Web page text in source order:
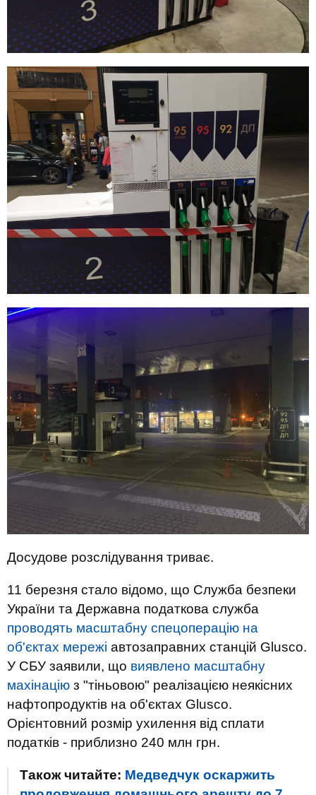
Досудове розслідування триває.
11 березня стало відомо, що Служба безпеки
України та Державна податкова служба
проводять масштабну спецоперацію на
об'єктах мережі автозаправних станцій Glusco.
У СБУ заявили, що виявлено масштабну
махінацію з "тіньовою" реалізацією неякісних
нафтопродуктів на об'єктах Glusco.
Орієнтовний розмір ухилення від сплати
податків - приблизно 240 млн грн.
Також читайте: Медведчук оскаржить